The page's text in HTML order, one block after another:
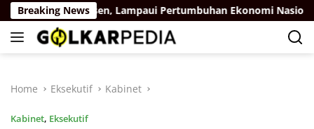
Skip
to
content
Breaking News
5,32 Persen, Lampaui Pertumbuhan Ekonomi Nasional
Home Eksekutif Kabinet
Kabinet, Eksekutif